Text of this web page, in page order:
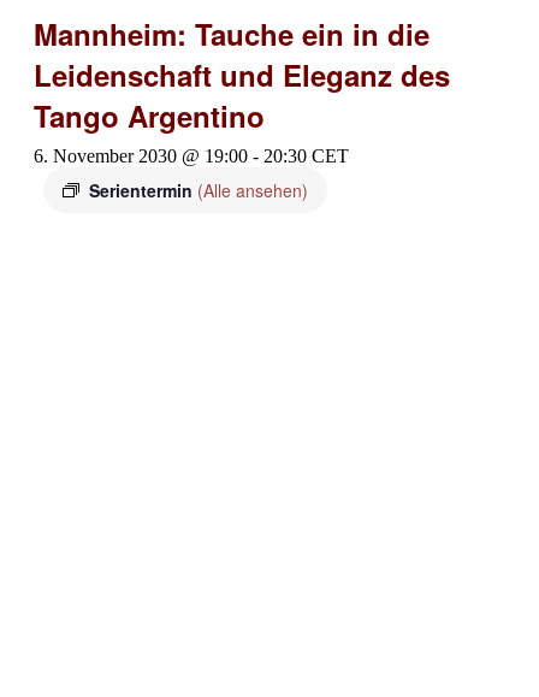
Mannheim: Tauche ein in die
Leidenschaft und Eleganz des
Tango Argentino
6. November 2030 @ 19:00 - 20:30 CET
Serientermin (Alle ansehen)